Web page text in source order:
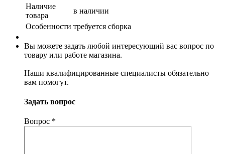
Наличие
товара
в наличии
Особенности требуется сборка
Вы можете задать любой интересующий вас вопрос по
товару или работе магазина.
Наши квалифицированные специалисты обязательно
вам помогут.
Задать вопрос
Вопрос *